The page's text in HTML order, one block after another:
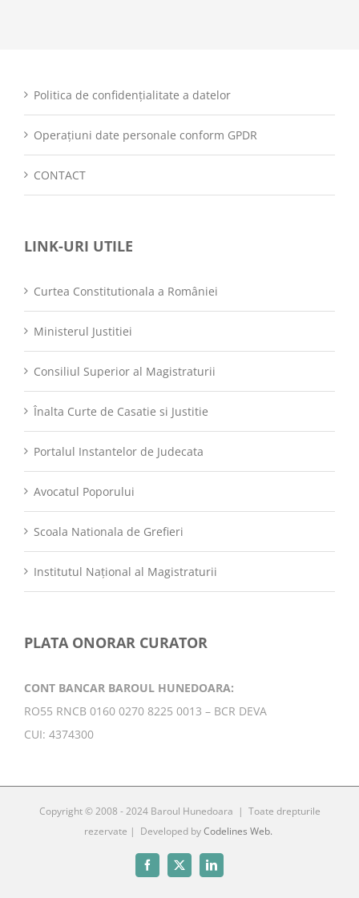
Politica de confidențialitate a datelor
Operațiuni date personale conform GPDR
CONTACT
LINK-URI UTILE
Curtea Constitutionala a României
Ministerul Justitiei
Consiliul Superior al Magistraturii
Înalta Curte de Casatie si Justitie
Portalul Instantelor de Judecata
Avocatul Poporului
Scoala Nationala de Grefieri
Institutul Național al Magistraturii
PLATA ONORAR CURATOR
CONT BANCAR BAROUL HUNEDOARA:
RO55 RNCB 0160 0270 8225 0013 – BCR DEVA
CUI: 4374300
Copyright © 2008 - 2024 Baroul Hunedoara | Toate drepturile
rezervate | Developed byCodelines Web.
Facebook
X LinkedIn